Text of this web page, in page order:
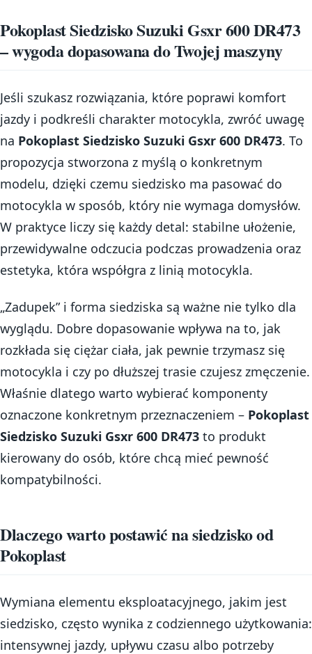
Pokoplast Siedzisko Suzuki Gsxr 600 DR473
– wygoda dopasowana do Twojej maszyny
Jeśli szukasz rozwiązania, które poprawi komfort
jazdy i podkreśli charakter motocykla, zwróć uwagę
na Pokoplast Siedzisko Suzuki Gsxr 600 DR473. To
propozycja stworzona z myślą o konkretnym
modelu, dzięki czemu siedzisko ma pasować do
motocykla w sposób, który nie wymaga domysłów.
W praktyce liczy się każdy detal: stabilne ułożenie,
przewidywalne odczucia podczas prowadzenia oraz
estetyka, która współgra z linią motocykla.
„Zadupek” i forma siedziska są ważne nie tylko dla
wyglądu. Dobre dopasowanie wpływa na to, jak
rozkłada się ciężar ciała, jak pewnie trzymasz się
motocykla i czy po dłuższej trasie czujesz zmęczenie.
Właśnie dlatego warto wybierać komponenty
oznaczone konkretnym przeznaczeniem – Pokoplast
Siedzisko Suzuki Gsxr 600 DR473 to produkt
kierowany do osób, które chcą mieć pewność
kompatybilności.
Dlaczego warto postawić na siedzisko od
Pokoplast
Wymiana elementu eksploatacyjnego, jakim jest
siedzisko, często wynika z codziennego użytkowania:
intensywnej jazdy, upływu czasu albo potrzeby